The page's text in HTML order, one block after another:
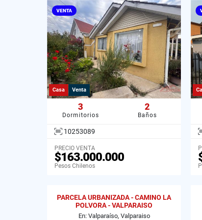
VENTA
Casa Venta
3
Dormitorios
2
Baños
10253089
PRECIO VENTA
$163.000.000
Pesos Chilenos
PARCELA URBANIZADA - CAMINO LA
POLVORA - VALPARAISO
En: Valparaíso, Valparaiso